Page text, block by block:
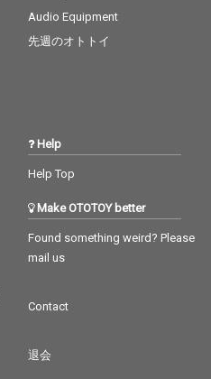
Audio Equipment
先週のオトトイ
Help
Help Top
Make OTOTOY better
Found something weird? Please
mail us
Contact
退会